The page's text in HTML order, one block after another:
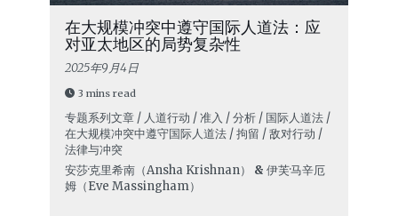
在大规模冲突中遵守国际人道法：应
对亚太地区的局势复杂性
2025年9月4日
3 mins read
专题系列文章 / 人道行动 / 准入 / 分析 / 国际人道法 /
在大规模冲突中遵守国际人道法 / 拘留 / 敌对行动 /
法律与冲突
安莎·克里希南（Ansha Krishnan）
& 伊芙·马辛厄
姆（Eve Massingham）